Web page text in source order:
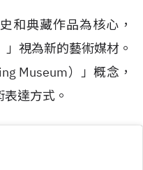
和典藏作品為核心，
」視為新的藝術媒材。
Museum）」概念，
達方式。